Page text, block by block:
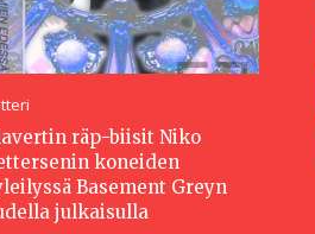
räp-biisit Niko
koneiden
Basement Greyn
julkaisulla